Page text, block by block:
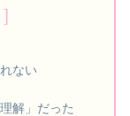
ない
解」だった